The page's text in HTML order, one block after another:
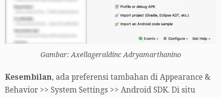
Gambar: Axellageraldinc Adryamarthanino
Kesembilan, ada preferensi tambahan di Appearance &
Behavior >> System Settings >> Android SDK. Di situ